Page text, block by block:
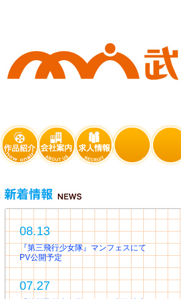
ア
ン
公
式
サ
作
品
紹
介
会
社
案
内
求
人
情
報
リ
ン
ク
ブ
ロ
グ
新
着
情
報
NEWS08.13
『第三飛行少女隊』マンフェスにて
PV公開予定
07.27